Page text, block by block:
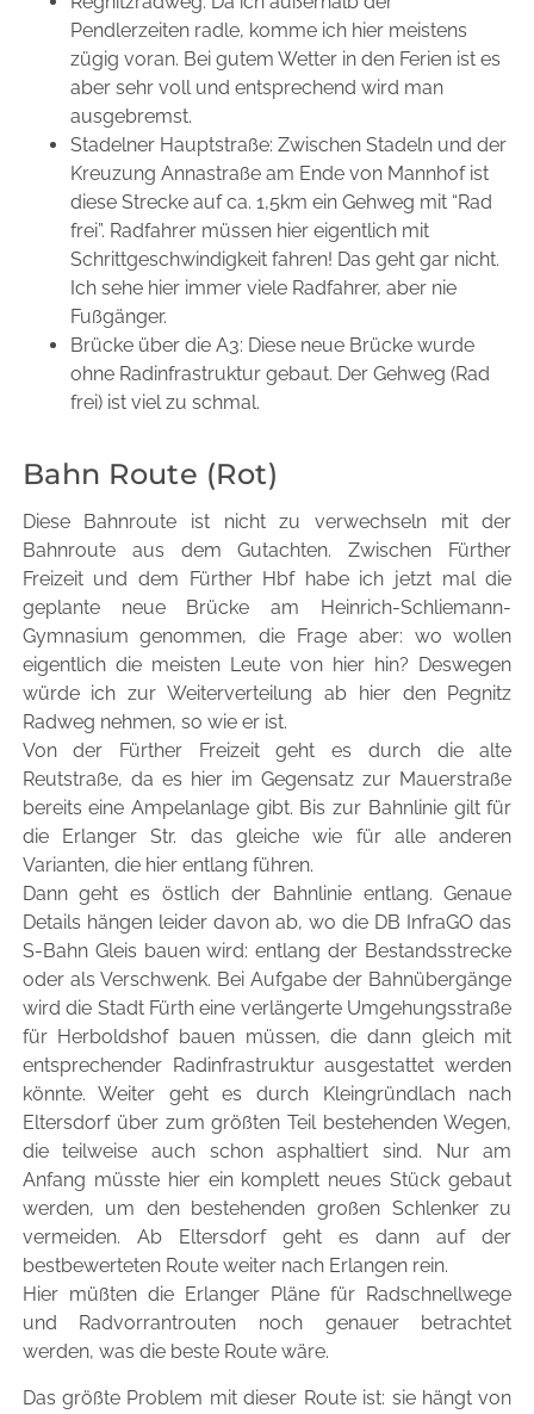
Pendlerzeiten radle, komme ich hier meistens
zügig voran. Bei gutem Wetter in den Ferien ist es
aber sehr voll und entsprechend wird man
ausgebremst.
Stadelner Hauptstraße: Zwischen Stadeln und der
Kreuzung Annastraße am Ende von Mannhof ist
diese Strecke auf ca. 1,5km ein Gehweg mit “Rad
frei”. Radfahrer müssen hier eigentlich mit
Schrittgeschwindigkeit fahren! Das geht gar nicht.
Ich sehe hier immer viele Radfahrer, aber nie
Fußgänger.
Brücke über die A3: Diese neue Brücke wurde
ohne Radinfrastruktur gebaut. Der Gehweg (Rad
frei) ist viel zu schmal.
Bahn Route (Rot)
Diese Bahnroute ist nicht zu verwechseln mit der
Bahnroute aus dem Gutachten. Zwischen Fürther
Freizeit und dem Fürther Hbf habe ich jetzt mal die
geplante neue Brücke am Heinrich-Schliemann-
Gymnasium genommen, die Frage aber: wo wollen
eigentlich die meisten Leute von hier hin? Deswegen
würde ich zur Weiterverteilung ab hier den Pegnitz
Radweg nehmen, so wie er ist.
Von der Fürther Freizeit geht es durch die alte
Reutstraße, da es hier im Gegensatz zur Mauerstraße
bereits eine Ampelanlage gibt. Bis zur Bahnlinie gilt für
die Erlanger Str. das gleiche wie für alle anderen
Varianten, die hier entlang führen.
Dann geht es östlich der Bahnlinie entlang. Genaue
Details hängen leider davon ab, wo die DB InfraGO das
S-Bahn Gleis bauen wird: entlang der Bestandsstrecke
oder als Verschwenk. Bei Aufgabe der Bahnübergänge
wird die Stadt Fürth eine verlängerte Umgehungsstraße
für Herboldshof bauen müssen, die dann gleich mit
entsprechender Radinfrastruktur ausgestattet werden
könnte. Weiter geht es durch Kleingründlach nach
Eltersdorf über zum größten Teil bestehenden Wegen,
die teilweise auch schon asphaltiert sind. Nur am
Anfang müsste hier ein komplett neues Stück gebaut
werden, um den bestehenden großen Schlenker zu
vermeiden. Ab Eltersdorf geht es dann auf der
bestbewerteten Route weiter nach Erlangen rein.
Hier müßten die Erlanger Pläne für Radschnellwege
und Radvorrantrouten noch genauer betrachtet
werden, was die beste Route wäre.
Das größte Problem mit dieser Route ist: sie hängt von